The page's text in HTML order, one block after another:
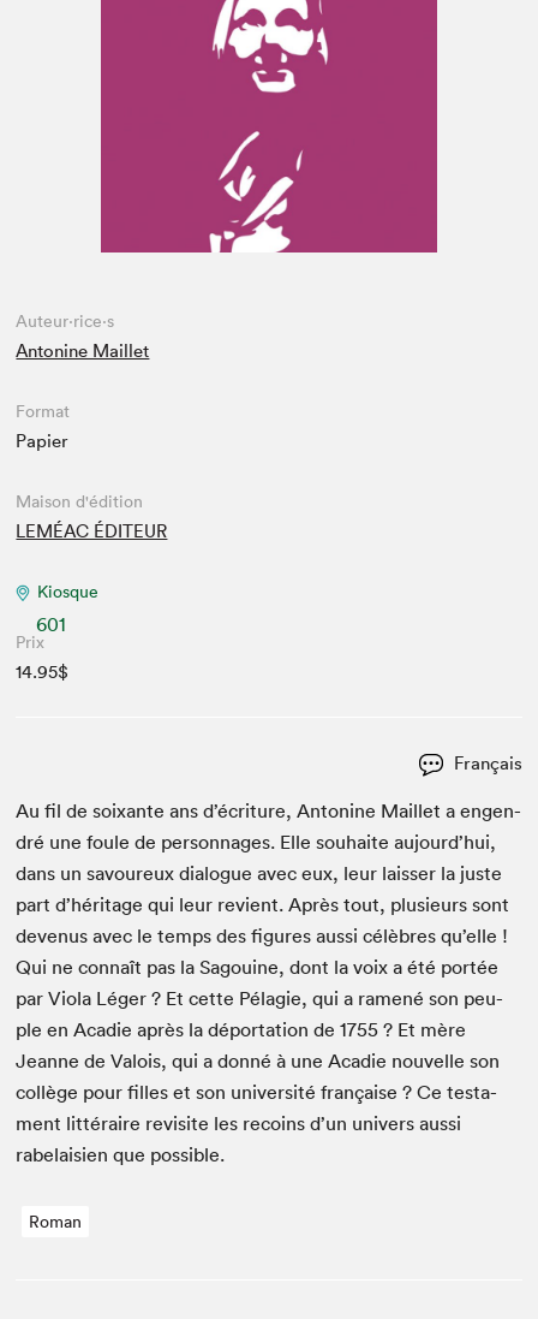
Espace enseignant·e·s
Auteur·rice·s
Antonine Maillet
Format
Papier
Maison d'édition
LEMÉAC ÉDITEUR
Kiosque
601
Prix
14.95$
Français
Au fil de soix­ante ans d’écriture, Anto­nine Mail­let a engen­
dré une foule de per­son­nages. Elle souhaite aujourd’hui,
dans un savoureux dia­logue avec eux, leur laiss­er la juste
part d’héritage qui leur revient. Après tout, plusieurs sont
devenus avec le temps des fig­ures aus­si célèbres qu’elle !
Qui ne con­naît pas la Sagouine, dont la voix a été portée
par Vio­la Léger ? Et cette Pélagie, qui a ramené son peu­
ple en Acadie après la dépor­ta­tion de1755 ? Et mère
Jeanne de Val­ois, qui a don­né à une Acadie nou­velle son
col­lège pour filles et son uni­ver­sité française ? Ce tes­ta­
ment lit­téraire revis­ite les recoins d’un univers aus­si
rabelaisien que possible.
Roman